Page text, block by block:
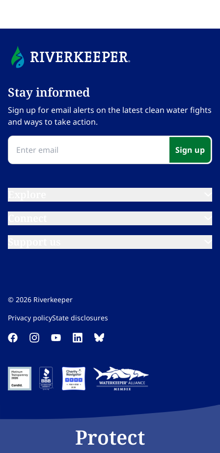
Stay informed​​​​‌ ‍ ​‍​‍‌‍ ‌ ​‍‌‍‍‌‌‍‌ ‌‍‍‌‌‍ ‍​‍​‍​ ‍‍​‍​‍‌ ​ ‌‍​‌‌‍ ‍‌‍‍‌‌ ‌​‌ ‍‌​‍ ‍‌‍‍‌‌‍ ​‍​‍​‍ ​​‍​‍‌‍‍​‌ ​‍‌‍‌‌‌‍‌‍​‍​‍​ ‍‍​‍​‍‌‍‍​‌ ‌​‌ ‌​‌ ​​‌ ​ ​ ‍‍​‍ ​‍ ‌‍​ ‌‍ ‌‌ ​ ​‍ ‍‌‍ ‌‌‍​‌‌‍‍‌‌‍ ‍​‍ ‍​ ​‍​ ​​​ ​‍​ ‌​‌ ​‍‌‍‌‌‌‍‌​‌‍‌‌‌ ​ ‌‍‍‌‌‍‌ ‌‍ ‍​‍ ‍‌ ​‍‌‍‍‌‌ ‌‍‌‍‌‌‌ ​‍‌‍‍ ‌‍‌‌‌‍‌‌‌ ​​‌‍‌‌‌ ​‍​‍ ‍‌‍ ‌ ​‍‌‍‌ ​‍ ‌‍‍‌‌‍ ‍‌ ‌​‌‍‌‌‌‍ ‍‌ ‌​​‍ ‌‍‌‌‌‍‌​‌‍‍‌‌ ‌​​‍ ‌‍ ‌‌‍ ‌‍‌​‌‍‌‌​ ‌‌ ​​‌ ​‍‌‍‌‌‌ ​ ‌‍‌‌‌‍ ‍‌ ‌​‌‍​‌‌ ‌​‌‍‍‌‌‍ ‌‍ ‍​ ‍ ‌‍‍‌‌‍‌​​ ‌‌‍‌‍‌‍ ‌‍ ‌ ‌​‌‍‌‌‌ ​‍​ ‍ ‌ ‌​‌ ‍‌‌ ​​‌‍‌‌​ ‌‌‍‌‍‌‍ ‌‍ ‌ ‌​‌‍‌‌‌ ​‍​ ‍ ‌ ​​‌‍​‌‌ ‌​‌‍‍​​ ‌‌‍ ‍‌‍‌‌‌ ‌ ‌ ​ ‌‍ ​‌‍‌‌‌ ‌​‌ ‌​‌‍‌‌‌ ​‍​‍ ‍‌ ‌​‌‍‍‌‌ ‌​‌‍ ​‌‍‌‌​ ‌‍​‍‌‍​‌‌ ​ ‌‍‌‌‌‌‌‌‌ ​‍‌‍ ​​ ‌‌‍‍​‌ ‌​‌ ‌​‌ ​​‌ ​ ​‍‌‌​ ​ ‌​​‌​‍‌‌​ ​‍‌​‌‍​‍‌‌​ ​‍‌​‌‍‌‍​ ‌‍ ‌‌ ​ ​‍ ‍‌‍ ‌‌‍​‌‌‍‍‌‌‍ ‍​‍ ‍​ ​‍​ ​​​ ​‍​ ‌​‌ ​‍‌‍‌‌‌‍‌​‌‍‌‌‌ ​ ‌‍‍‌‌‍‌ ‌‍ ‍​‍ ‍‌ ​‍‌‍‍‌‌ ‌‍‌‍‌‌‌ ​‍‌‍‍ ‌‍‌‌‌‍‌‌‌ ​​‌‍‌‌‌ ​‍​‍ ‍‌‍ ‌ ​‍‌‍‌ ​‍‌‍‌‍‍‌‌‍‌​​ ‌‌‍‌‍‌‍ ‌‍ ‌ ‌​‌‍‌‌‌ ​‍​‍‌‍‌ ‌​‌ ‍‌‌ ​​‌‍‌‌​ ‌‌‍‌‍‌‍ ‌‍ ‌ ‌​‌‍‌‌‌ ​‍​‍‌‍‌ ​​‌‍​‌‌ ‌​‌‍‍​​ ‌‌‍ ‍‌‍‌‌‌ ‌ ‌ ​ ‌‍ ​‌‍‌‌‌ ‌​‌ ‌​‌‍‌‌‌ ​‍​‍ ‍‌ ‌​‌‍‍‌‌ ‌​‌‍ ​‌‍‌‌​‍‌‍‌ ​​‌‍‌‌‌ ​‍‌ ​ ‌ ​​‌‍‌‌‌‍​ ‌ ‌​‌‍‍‌‌ ‌‍‌‍‌‌​ ‌‌ ​​‌ ‌‌‌‍​‍‌‍ ​‌‍‍‌‌ ​ ‌‍‍​‌‍‌‌‌‍‌​​‍​‍‌ ‌
Sign up for email alerts on the latest clean water fights
and ways to take action.​​​​‌ ‍ ​‍​‍‌‍ ‌ ​‍‌‍‍‌‌‍‌ ‌‍‍‌‌‍ ‍​‍​‍​ ‍‍​‍​‍‌ ​ ‌‍​‌‌‍ ‍‌‍‍‌‌ ‌​‌ ‍‌​‍ ‍‌‍‍‌‌‍ ​‍​‍​‍ ​​‍​‍‌‍‍​‌ ​‍‌‍‌‌‌‍‌‍​‍​‍​ ‍‍​‍​‍‌‍‍​‌ ‌​‌ ‌​‌ ​​‌ ​ ​ ‍‍​‍ ​‍ ‌‍​ ‌‍ ‌‌ ​ ​‍ ‍‌‍ ‌‌‍​‌‌‍‍‌‌‍ ‍​‍ ‍​ ​‍​ ​​​ ​‍​ ‌​‌ ​‍‌‍‌‌‌‍‌​‌‍‌‌‌ ​ ‌‍‍‌‌‍‌ ‌‍ ‍​‍ ‍‌ ​‍‌‍‍‌‌ ‌‍‌‍‌‌‌ ​‍‌‍‍ ‌‍‌‌‌‍‌‌‌ ​​‌‍‌‌‌ ​‍​‍ ‍‌‍ ‌ ​‍‌‍‌ ​‍ ‌‍‍‌‌‍ ‍‌ ‌​‌‍‌‌‌‍ ‍‌ ‌​​‍ ‌‍‌‌‌‍‌​‌‍‍‌‌ ‌​​‍ ‌‍ ‌‌‍ ‌‍‌​‌‍‌‌​ ‌‌ ​​‌ ​‍‌‍‌‌‌ ​ ‌‍‌‌‌‍ ‍‌ ‌​‌‍​‌‌ ‌​‌‍‍‌‌‍ ‌‍ ‍​ ‍ ‌‍‍‌‌‍‌​​ ‌‌‍‌‍‌‍ ‌‍ ‌ ‌​‌‍‌‌‌ ​‍​ ‍ ‌ ‌​‌ ‍‌‌ ​​‌‍‌‌​ ‌‌‍‌‍‌‍ ‌‍ ‌ ‌​‌‍‌‌‌ ​‍​ ‍ ‌ ​​‌‍​‌‌ ‌​‌‍‍​​ ‌‌‍ ‍‌‍‌‌‌ ‌ ‌ ​ ‌‍ ​‌‍‌‌‌ ‌​‌ ‌​‌‍‌‌‌ ​‍​‍ ‍‌‍‌​‌‍‌‌‌ ​ ‌‍​ ‌ ​‍‌‍‍‌‌ ​​‌ ‌​‌‍‍‌‌‍ ‌‍ ‍​ ‌‍​‍‌‍​‌‌ ​ ‌‍‌‌‌‌‌‌‌ ​‍‌‍ ​​ ‌‌‍‍​‌ ‌​‌ ‌​‌ ​​‌ ​ ​‍‌‌​ ​ ‌​​‌​‍‌‌​ ​‍‌​‌‍​‍‌‌​ ​‍‌​‌‍‌‍​ ‌‍ ‌‌ ​ ​‍ ‍‌‍ ‌‌‍​‌‌‍‍‌‌‍ ‍​‍ ‍​ ​‍​ ​​​ ​‍​ ‌​‌ ​‍‌‍‌‌‌‍‌​‌‍‌‌‌ ​ ‌‍‍‌‌‍‌ ‌‍ ‍​‍ ‍‌ ​‍‌‍‍‌‌ ‌‍‌‍‌‌‌ ​‍‌‍‍ ‌‍‌‌‌‍‌‌‌ ​​‌‍‌‌‌ ​‍​‍ ‍‌‍ ‌ ​‍‌‍‌ ​‍‌‍‌‍‍‌‌‍‌​​ ‌‌‍‌‍‌‍ ‌‍ ‌ ‌​‌‍‌‌‌ ​‍​‍‌‍‌ ‌​‌ ‍‌‌ ​​‌‍‌‌​ ‌‌‍‌‍‌‍ ‌‍ ‌ ‌​‌‍‌‌‌ ​‍​‍‌‍‌ ​​‌‍​‌‌ ‌​‌‍‍​​ ‌‌‍ ‍‌‍‌‌‌ ‌ ‌ ​ ‌‍ ​‌‍‌‌‌ ‌​‌ ‌​‌‍‌‌‌ ​‍​‍ ‍‌‍‌​‌‍‌‌‌ ​ ‌‍​ ‌ ​‍‌‍‍‌‌ ​​‌ ‌​‌‍‍‌‌‍ ‌‍ ‍​‍‌‍‌ ​​‌‍‌‌‌ ​‍‌ ​ ‌ ​​‌‍‌‌‌‍​ ‌ ‌​‌‍‍‌‌ ‌‍‌‍‌‌​ ‌‌ ​​‌ ‌‌‌‍​‍‌‍ ​‌‍‍‌‌ ​ ‌‍‍​‌‍‌‌‌‍‌​​‍​‍‌ ‌
Sign up​​​​‌ ‍ ​‍​‍‌‍ ‌ ​‍‌‍‍‌‌‍‌ ‌‍‍‌‌‍ ‍​‍​‍​ ‍‍​‍​‍‌ ​ ‌‍​‌‌‍ ‍‌‍‍‌‌ ‌​‌ ‍‌​‍ ‍‌‍‍‌‌‍ ​‍​‍​‍ ​​‍​‍‌‍‍​‌ ​‍‌‍‌‌‌‍‌‍​‍​‍​ ‍‍​‍​‍‌‍‍​‌ ‌​‌ ‌​‌ ​​‌ ​ ​ ‍‍​‍ ​‍ ‌‍​ ‌‍ ‌‌ ​ ​‍ ‍‌‍ ‌‌‍​‌‌‍‍‌‌‍ ‍​‍ ‍​ ​‍​ ​​​ ​‍​ ‌​‌ ​‍‌‍‌‌‌‍‌​‌‍‌‌‌ ​ ‌‍‍‌‌‍‌ ‌‍ ‍​‍ ‍‌ ​‍‌‍‍‌‌ ‌‍‌‍‌‌‌ ​‍‌‍‍ ‌‍‌‌‌‍‌‌‌ ​​‌‍‌‌‌ ​‍​‍ ‍‌‍ ‌ ​‍‌‍‌ ​‍ ‌‍‍‌‌‍ ‍‌ ‌​‌‍‌‌‌‍ ‍‌ ‌​​‍ ‌‍‌‌‌‍‌​‌‍‍‌‌ ‌​​‍ ‌‍ ‌‌‍ ‌‍‌​‌‍‌‌​ ‌‌ ​​‌ ​‍‌‍‌‌‌ ​ ‌‍‌‌‌‍ ‍‌ ‌​‌‍​‌‌ ‌​‌‍‍‌‌‍ ‌‍ ‍​ ‍ ‌‍‍‌‌‍‌​​ ‌‌‍‌‍‌‍ ‌‍ ‌ ‌​‌‍‌‌‌ ​‍​ ‍ ‌ ‌​‌ ‍‌‌ ​​‌‍‌‌​ ‌‌‍‌‍‌‍ ‌‍ ‌ ‌​‌‍‌‌‌ ​‍​ ‍ ‌ ​​‌‍​‌‌ ‌​‌‍‍​​ ‌‌‍ ‍‌‍‌‌‌ ‌ ‌ ​ ‌‍ ​‌‍‌‌‌ ‌​‌ ‌​‌‍‌‌‌ ​‍​‍ ‍‌‍​‍‌ ‌‌‌ ‌​‌ ‌​‌‍ ‌‍ ‍‌​ ​‌‍​‌‌‍​‍‌‍‌‌‌‍ ​​ ‌‍​‍‌‍​‌‌ ​ ‌‍‌‌‌‌‌‌‌ ​‍‌‍ ​​ ‌‌‍‍​‌ ‌​‌ ‌​‌ ​​‌ ​ ​‍‌‌​ ​ ‌​​‌​‍‌‌​ ​‍‌​‌‍​‍‌‌​ ​‍‌​‌‍‌‍​ ‌‍ ‌‌ ​ ​‍ ‍‌‍ ‌‌‍​‌‌‍‍‌‌‍ ‍​‍ ‍​ ​‍​ ​​​ ​‍​ ‌​‌ ​‍‌‍‌‌‌‍‌​‌‍‌‌‌ ​ ‌‍‍‌‌‍‌ ‌‍ ‍​‍ ‍‌ ​‍‌‍‍‌‌ ‌‍‌‍‌‌‌ ​‍‌‍‍ ‌‍‌‌‌‍‌‌‌ ​​‌‍‌‌‌ ​‍​‍ ‍‌‍ ‌ ​‍‌‍‌ ​‍‌‍‌‍‍‌‌‍‌​​ ‌‌‍‌‍‌‍ ‌‍ ‌ ‌​‌‍‌‌‌ ​‍​‍‌‍‌ ‌​‌ ‍‌‌ ​​‌‍‌‌​ ‌‌‍‌‍‌‍ ‌‍ ‌ ‌​‌‍‌‌‌ ​‍​‍‌‍‌ ​​‌‍​‌‌ ‌​‌‍‍​​ ‌‌‍ ‍‌‍‌‌‌ ‌ ‌ ​ ‌‍ ​‌‍‌‌‌ ‌​‌ ‌​‌‍‌‌‌ ​‍​‍ ‍‌‍​‍‌ ‌‌‌ ‌​‌ ‌​‌‍ ‌‍ ‍‌​ ​‌‍​‌‌‍​‍‌‍‌‌‌‍ ​​‍‌‍‌ ​​‌‍‌‌‌ ​‍‌ ​ ‌ ​​‌‍‌‌‌‍​ ‌ ‌​‌‍‍‌‌ ‌‍‌‍‌‌​ ‌‌ ​​‌ ‌‌‌‍​‍‌‍ ​‌‍‍‌‌ ​ ‌‍‍​‌‍‌‌‌‍‌​​‍​‍‌ ‌
© 2026 Riverkeeper
Privacy policy​​​​‌ ‍ ​‍​‍‌‍ ‌ ​‍‌‍‍‌‌‍‌ ‌‍‍‌‌‍ ‍​‍​‍​ ‍‍​‍​‍‌ ​ ‌‍​‌‌‍ ‍‌‍‍‌‌ ‌​‌ ‍‌​‍ ‍‌‍‍‌‌‍ ​‍​‍​‍ ​​‍​‍‌‍‍​‌ ​‍‌‍‌‌‌‍‌‍​‍​‍​ ‍‍​‍​‍‌‍‍​‌ ‌​‌ ‌​‌ ​​‌ ​ ​ ‍‍​‍ ​‍ ‌‍​ ‌‍ ‌‌ ​ ​‍ ‍‌‍ ‌‌‍​‌‌‍‍‌‌‍ ‍​‍ ‍​ ​‍​ ​​​ ​‍​ ‌​‌ ​‍‌‍‌‌‌‍‌​‌‍‌‌‌ ​ ‌‍‍‌‌‍‌ ‌‍ ‍​‍ ‍‌ ​‍‌‍‍‌‌ ‌‍‌‍‌‌‌ ​‍‌‍‍ ‌‍‌‌‌‍‌‌‌ ​​‌‍‌‌‌ ​‍​‍ ‍‌‍ ‌ ​‍‌‍‌ ​‍ ‌‍‍‌‌‍ ‍‌ ‌​‌‍‌‌‌‍ ‍‌ ‌​​‍ ‌‍‌‌‌‍‌​‌‍‍‌‌ ‌​​‍ ‌‍ ‌‌‍ ‌‍‌​‌‍‌‌​ ‌‌ ​​‌ ​‍‌‍‌‌‌ ​ ‌‍‌‌‌‍ ‍‌ ‌​‌‍​‌‌ ‌​‌‍‍‌‌‍ ‌‍ ‍​ ‍ ‌‍‍‌‌‍‌​​ ‌‌‍‌‍‌‍ ‌‍ ‌ ‌​‌‍‌‌‌ ​‍​ ‍ ‌ ‌​‌ ‍‌‌ ​​‌‍‌‌​ ‌‌‍‌‍‌‍ ‌‍ ‌ ‌​‌‍‌‌‌ ​‍​ ‍ ‌ ​​‌‍​‌‌ ‌​‌‍‍​​ ‌‌‍​‌‌‍‌​‌‍‌​‌‍‍‌‌ ‌​‌‍‍‌‌‍ ‌‍ ‍‌‍​‌‌‍ ​‌​ ​‌‍‍‌‌‍ ‍‌‍‍ ‌ ​ ​‍‌‌​ ‌‌‌​​‍‌‌ ‌‍‍ ‌‍‌‌‌ ‍‌​‍‌‌​ ​ ‌​‌​​‍‌‌​ ​ ‌​‌​​‍‌‌​ ​‍​ ​‍‌‍​ ‌‍‌‍​ ​​​ ​‍​ ​‌​ ‌‍​ ‍‌​ ‌​​ ‌​‌‍​‌​ ​‍‌‍​ ​‍‌‌​ ​‍​ ​‍​‍‌‌​ ‌‌‌​‌​​‍ ‍‌ ‌​‌‍‌‌‌ ‍​‌ ‌​​ ‌‍​‍‌‍​‌‌ ​ ‌‍‌‌‌‌‌‌‌ ​‍‌‍ ​​ ‌‌‍‍​‌ ‌​‌ ‌​‌ ​​‌ ​ ​‍‌‌​ ​ ‌​​‌​‍‌‌​ ​‍‌​‌‍​‍‌‌​ ​‍‌​‌‍‌‍​ ‌‍ ‌‌ ​ ​‍ ‍‌‍ ‌‌‍​‌‌‍‍‌‌‍ ‍​‍ ‍​ ​‍​ ​​​ ​‍​ ‌​‌ ​‍‌‍‌‌‌‍‌​‌‍‌‌‌ ​ ‌‍‍‌‌‍‌ ‌‍ ‍​‍ ‍‌ ​‍‌‍‍‌‌ ‌‍‌‍‌‌‌ ​‍‌‍‍ ‌‍‌‌‌‍‌‌‌ ​​‌‍‌‌‌ ​‍​‍ ‍‌‍ ‌ ​‍‌‍‌ ​‍‌‍‌‍‍‌‌‍‌​​ ‌‌‍‌‍‌‍ ‌‍ ‌ ‌​‌‍‌‌‌ ​‍​‍‌‍‌ ‌​‌ ‍‌‌ ​​‌‍‌‌​ ‌‌‍‌‍‌‍ ‌‍ ‌ ‌​‌‍‌‌‌ ​‍​‍‌‍‌ ​​‌‍​‌‌ ‌​‌‍‍​​ ‌‌‍​‌‌‍‌​‌‍‌​‌‍‍‌‌ ‌​‌‍‍‌‌‍ ‌‍ ‍‌‍​‌‌‍ ​‌​ ​‌‍‍‌‌‍ ‍‌‍‍ ‌ ​ ​‍‌‌​ ‌‌‌​​‍‌‌ ‌‍‍ ‌‍‌‌‌ ‍‌​‍‌‌​ ​ ‌​‌​​‍‌‌​ ​ ‌​‌​​‍‌‌​ ​‍​ ​‍‌‍​ ‌‍‌‍​ ​​​ ​‍​ ​‌​ ‌‍​ ‍‌​ ‌​​ ‌​‌‍​‌​ ​‍‌‍​ ​‍‌‌​ ​‍​ ​‍​‍‌‌​ ‌‌‌​‌​​‍ ‍‌ ‌​‌‍‌‌‌ ‍​‌ ‌​​‍‌‍‌ ​​‌‍‌‌‌ ​‍‌ ​ ‌ ​​‌‍‌‌‌‍​ ‌ ‌​‌‍‍‌‌ ‌‍‌‍‌‌​ ‌‌ ​​‌ ‌‌‌‍​‍‌‍ ​‌‍‍‌‌ ​ ‌‍‍​‌‍‌‌‌‍‌​​‍​‍‌ ‌State disclosures​​​​‌ ‍ ​‍​‍‌‍ ‌ ​‍‌‍‍‌‌‍‌ ‌‍‍‌‌‍ ‍​‍​‍​ ‍‍​‍​‍‌ ​ ‌‍​‌‌‍ ‍‌‍‍‌‌ ‌​‌ ‍‌​‍ ‍‌‍‍‌‌‍ ​‍​‍​‍ ​​‍​‍‌‍‍​‌ ​‍‌‍‌‌‌‍‌‍​‍​‍​ ‍‍​‍​‍‌‍‍​‌ ‌​‌ ‌​‌ ​​‌ ​ ​ ‍‍​‍ ​‍ ‌‍​ ‌‍ ‌‌ ​ ​‍ ‍‌‍ ‌‌‍​‌‌‍‍‌‌‍ ‍​‍ ‍​ ​‍​ ​​​ ​‍​ ‌​‌ ​‍‌‍‌‌‌‍‌​‌‍‌‌‌ ​ ‌‍‍‌‌‍‌ ‌‍ ‍​‍ ‍‌ ​‍‌‍‍‌‌ ‌‍‌‍‌‌‌ ​‍‌‍‍ ‌‍‌‌‌‍‌‌‌ ​​‌‍‌‌‌ ​‍​‍ ‍‌‍ ‌ ​‍‌‍‌ ​‍ ‌‍‍‌‌‍ ‍‌ ‌​‌‍‌‌‌‍ ‍‌ ‌​​‍ ‌‍‌‌‌‍‌​‌‍‍‌‌ ‌​​‍ ‌‍ ‌‌‍ ‌‍‌​‌‍‌‌​ ‌‌ ​​‌ ​‍‌‍‌‌‌ ​ ‌‍‌‌‌‍ ‍‌ ‌​‌‍​‌‌ ‌​‌‍‍‌‌‍ ‌‍ ‍​ ‍ ‌‍‍‌‌‍‌​​ ‌‌‍‌‍‌‍ ‌‍ ‌ ‌​‌‍‌‌‌ ​‍​ ‍ ‌ ‌​‌ ‍‌‌ ​​‌‍‌‌​ ‌‌‍‌‍‌‍ ‌‍ ‌ ‌​‌‍‌‌‌ ​‍​ ‍ ‌ ​​‌‍​‌‌ ‌​‌‍‍​​ ‌‌‍​‌‌‍‌​‌‍‌​‌‍‍‌‌ ‌​‌‍‍‌‌‍ ‌‍ ‍‌‍​‌‌‍ ​‌​ ​‌‍‍‌‌‍ ‍‌‍‍ ‌ ​ ​‍‌‌​ ‌‌‌​​‍‌‌ ‌‍‍ ‌‍‌‌‌ ‍‌​‍‌‌​ ​ ‌​‌​​‍‌‌​ ​ ‌​‌​​‍‌‌​ ​‍​ ​‍​ ‌‍‌‍​ ‌‍‌‌​ ‍​‌‍‌‌​ ​​‌‍‌​​ ​‍‌‍​‌​ ‌​​ ‍​​ ‍​​‍‌‌​ ​‍​ ​‍​‍‌‌​ ‌‌‌​‌​​‍ ‍‌ ‌​‌‍‌‌‌ ‍​‌ ‌​​ ‌‍​‍‌‍​‌‌ ​ ‌‍‌‌‌‌‌‌‌ ​‍‌‍ ​​ ‌‌‍‍​‌ ‌​‌ ‌​‌ ​​‌ ​ ​‍‌‌​ ​ ‌​​‌​‍‌‌​ ​‍‌​‌‍​‍‌‌​ ​‍‌​‌‍‌‍​ ‌‍ ‌‌ ​ ​‍ ‍‌‍ ‌‌‍​‌‌‍‍‌‌‍ ‍​‍ ‍​ ​‍​ ​​​ ​‍​ ‌​‌ ​‍‌‍‌‌‌‍‌​‌‍‌‌‌ ​ ‌‍‍‌‌‍‌ ‌‍ ‍​‍ ‍‌ ​‍‌‍‍‌‌ ‌‍‌‍‌‌‌ ​‍‌‍‍ ‌‍‌‌‌‍‌‌‌ ​​‌‍‌‌‌ ​‍​‍ ‍‌‍ ‌ ​‍‌‍‌ ​‍‌‍‌‍‍‌‌‍‌​​ ‌‌‍‌‍‌‍ ‌‍ ‌ ‌​‌‍‌‌‌ ​‍​‍‌‍‌ ‌​‌ ‍‌‌ ​​‌‍‌‌​ ‌‌‍‌‍‌‍ ‌‍ ‌ ‌​‌‍‌‌‌ ​‍​‍‌‍‌ ​​‌‍​‌‌ ‌​‌‍‍​​ ‌‌‍​‌‌‍‌​‌‍‌​‌‍‍‌‌ ‌​‌‍‍‌‌‍ ‌‍ ‍‌‍​‌‌‍ ​‌​ ​‌‍‍‌‌‍ ‍‌‍‍ ‌ ​ ​‍‌‌​ ‌‌‌​​‍‌‌ ‌‍‍ ‌‍‌‌‌ ‍‌​‍‌‌​ ​ ‌​‌​​‍‌‌​ ​ ‌​‌​​‍‌‌​ ​‍​ ​‍​ ‌‍‌‍​ ‌‍‌‌​ ‍​‌‍‌‌​ ​​‌‍‌​​ ​‍‌‍​‌​ ‌​​ ‍​​ ‍​​‍‌‌​ ​‍​ ​‍​‍‌‌​ ‌‌‌​‌​​‍ ‍‌ ‌​‌‍‌‌‌ ‍​‌ ‌​​‍‌‍‌ ​​‌‍‌‌‌ ​‍‌ ​ ‌ ​​‌‍‌‌‌‍​ ‌ ‌​‌‍‍‌‌ ‌‍‌‍‌‌​ ‌‌ ​​‌ ‌‌‌‍​‍‌‍ ​‌‍‍‌‌ ​ ‌‍‍​‌‍‌‌‌‍‌​​‍​‍‌ ‌
Protect